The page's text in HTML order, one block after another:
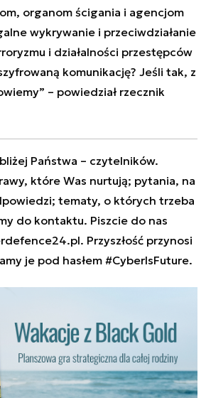
organom ścigania i agencjom
wykrywanie i przeciwdziałanie
i działalności przestępców
komunikację? Jeśli tak, z
– powiedział rzecznik
Państwa – czytelników.
które Was nurtują; pytania, na
tematy, o których trzeba
do kontaktu. Piszcie do nas
. Przyszłość przynosi
je pod hasłem #CyberIsFuture.